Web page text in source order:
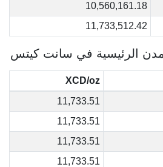
10,560,161.18
11,733,512.42
الرئيسية في سانت كيتس
XCD/oz
11,733.51
11,733.51
11,733.51
11,733.51